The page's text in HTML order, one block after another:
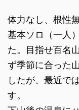
体力なし、根性
基本ソロ（一人
た。目指せ百名
ず季節に合った
したが、最近で
す。